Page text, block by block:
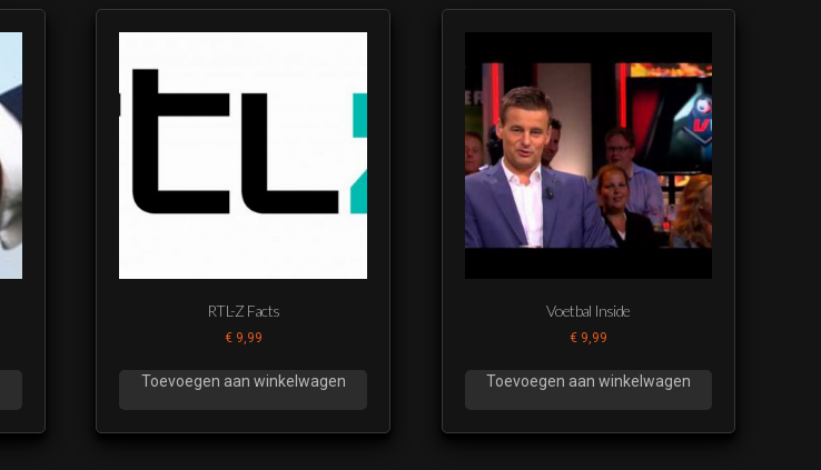
RTL-Z Facts
€9,99
Toevoegen aan winkelwagen
Voetbal Inside
€9,99
Toevoegen aan winkelwagen